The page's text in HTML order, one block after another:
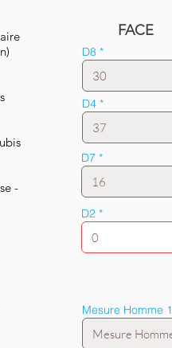
FACE
D8
D4
D7
D2
Mesure Homme 1
-